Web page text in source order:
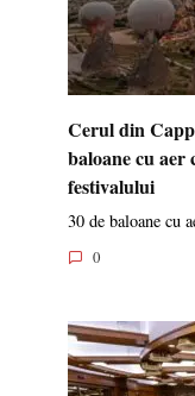
Cerul din
baloane cu aer
festivalului
30 de baloane cu
0